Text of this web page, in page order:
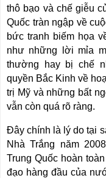
thô bạo và chế giễu
Quốc tràn ngập về
bức tranh biếm họa
như những lời mỉa
thường hay bị chế
quyền Bắc Kinh về
trị Mỹ và những bất
vẫn còn quá rõ ràng.
Đây chính là lý do tại
Nhà Trắng năm
Trung Quốc hoàn
đạo hàng đầu của